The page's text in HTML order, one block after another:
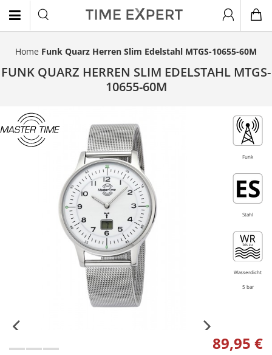
Home Funk Quarz Herren Slim Edelstahl MTGS-10655-60M
FUNK QUARZ HERREN SLIM EDELSTAHL MTGS-
10655-60M
Funk
Stahl
Wasserdicht
5 bar
89,95 €